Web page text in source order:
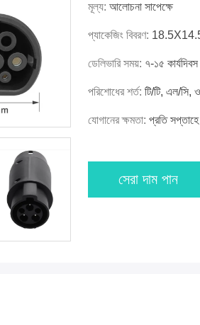
মূল্য: আলোচনা সাপেক্ষে
প্যাকেজিং বিবরণ:
ডেলিভারি সময়: ৭-১৫ কার্যদিবস
পরিশোধের শর্ত: টি/টি, এল/সি,
যোগানের ক্ষমতা: প্রতি
সেরা দাম পান